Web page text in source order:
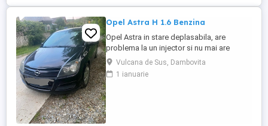
Opel Astra H 1.6 Benzina
Opel Astra in stare deplasabila, are
problema la un injector si nu mai are
putere dar se poate deplasa, pretul este
negociabil la fata locului, masina are si
instalație Gpl omologată.
Vulcana de Sus, Dambovita
1 ianuarie